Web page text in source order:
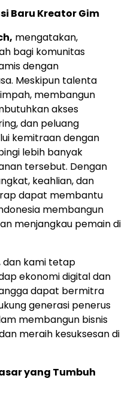
Baru Kreator Gim
mengatakan,
bagi komunitas
dengan
Meskipun talenta
membangun
akses
dan peluang
kemitraan dengan
lebih banyak
tersebut. Dengan
keahlian, dan
dapat membantu
membangun
menjangkau pemain di
dan kami tetap
ekonomi digital dan
dapat bermitra
generasi penerus
membangun bisnis
meraih kesuksesan di
yang Tumbuh